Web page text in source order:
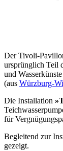
Der Tivoli-
ursprünglich Teil
und
(aus Würzburg-
Die Installation
für
Begleitend zur
gezeigt.